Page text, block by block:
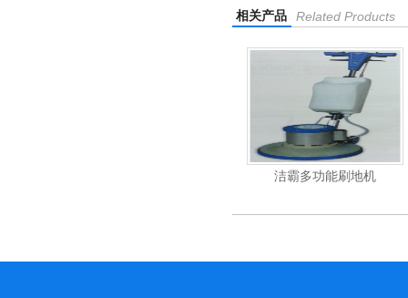
相关产品 Related Products
洁霸多功能刷地机 洁霸石